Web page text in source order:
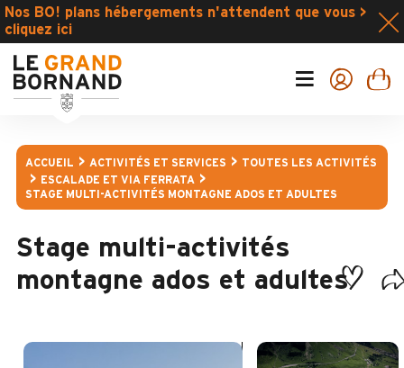
Nos BO! plans hébergements n'attendent que vous >
cliquez ici
ACCUEIL ACTIVITÉS ET SERVICES
TOUTES LES ACTIVITÉS
ESCALADE ET VIA FERRATA
STAGE MULTI-ACTIVITÉS MONTAGNE ADOS ET ADULTES
Stage multi-activités
montagne ados et adultes